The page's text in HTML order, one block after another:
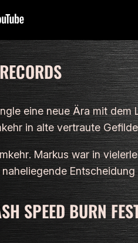
eine neue Ära mit dem
in alte vertraute
. Markus war in
SPEED BURN